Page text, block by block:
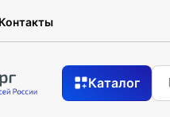
Контакты
Каталог